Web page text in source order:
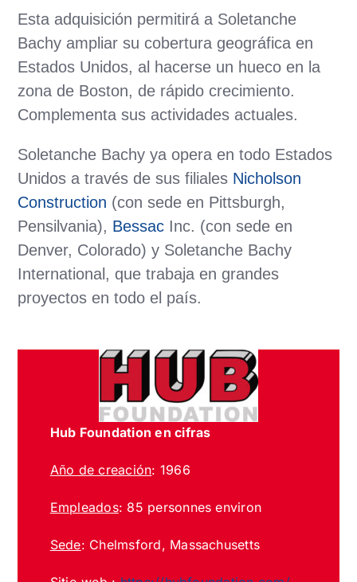
Esta adquisición permitirá a Soletanche
Bachy ampliar su cobertura geográfica en
Estados Unidos, al hacerse un hueco en la
zona de Boston, de rápido crecimiento.
Complementa sus actividades actuales.
Soletanche Bachy ya opera en todo Estados
Unidos a través de sus filiales Nicholson
Construction (con sede en Pittsburgh,
Pensilvania), Bessac Inc. (con sede en
Denver, Colorado) y Soletanche Bachy
International, que trabaja en grandes
proyectos en todo el país.
Hub Foundation en cifras
Año de creación: 1966
Empleados: 85 personnes environ
Sede: Chelmsford, Massachusetts